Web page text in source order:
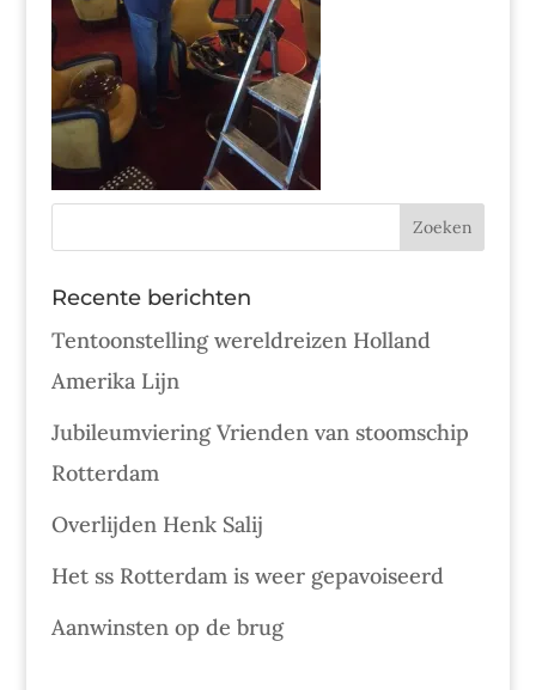
Recente berichten
Tentoonstelling wereldreizen Holland
Amerika Lijn
Jubileumviering Vrienden van stoomschip
Rotterdam
Overlijden Henk Salij
Het ss Rotterdam is weer gepavoiseerd
Aanwinsten op de brug